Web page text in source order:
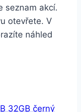
seznam akcí.
otevřete. V
náhled